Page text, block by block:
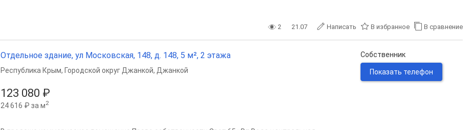
2 21.07 Написать В избранное В сравнение
Отдельное здание, ул Московская, 148, д. 148, 5 м², 2 этажа
123 080 ₽
24 616 ₽ за м2
Республика Крым, Городской округ Джанкой, Джанкой
Собственник
Показать телефон